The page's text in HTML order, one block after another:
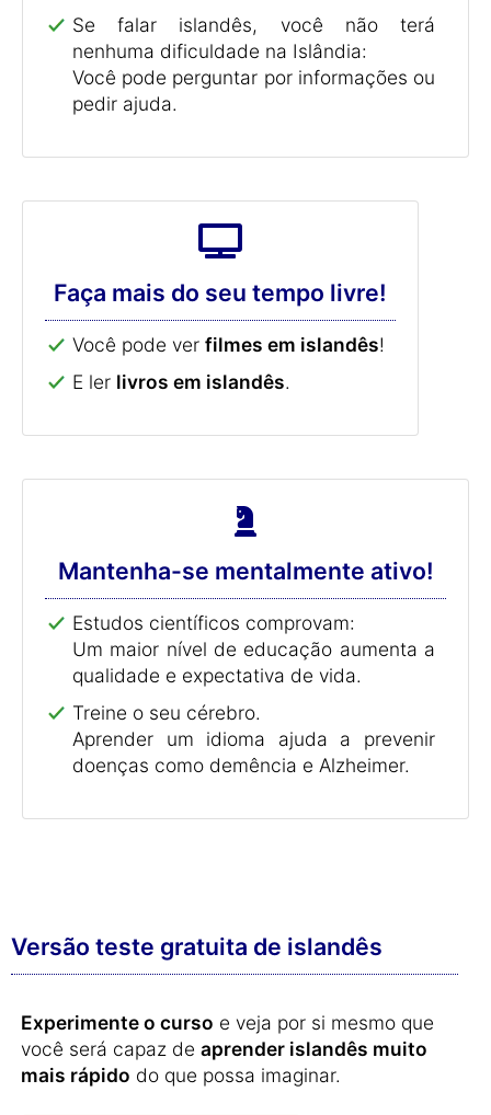
Se falar islandês, você não terá
nenhuma dificuldade na Islândia:
Você pode perguntar por informações ou
pedir ajuda.
Faça mais do seu tempo livre!
Você pode ver filmes em islandês!
E ler livros em islandês.
Mantenha-se mentalmente ativo!
Estudos científicos comprovam:
Um maior nível de educação aumenta a
qualidade e expectativa de vida.
Treine o seu cérebro.
Aprender um idioma ajuda a prevenir
doenças como demência e Alzheimer.
Versão teste gratuita de islandês
Experimente o curso e veja por si mesmo que
você será capaz de aprender islandês muito
mais rápido do que possa imaginar.